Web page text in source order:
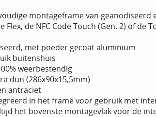
montageframe van
de NFC Code Touch (Gen. 2) of de
met poeder gecoat aluminium
buitenshuis
weerbestendig
dun (286x90x15,5mm)
antraciet
in het frame voor gebruik met
het bovenste montagevlak voor de